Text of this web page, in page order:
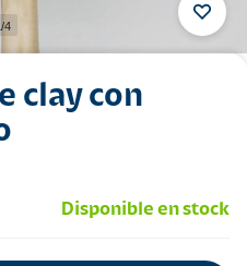
4
clay con
Disponible en stock